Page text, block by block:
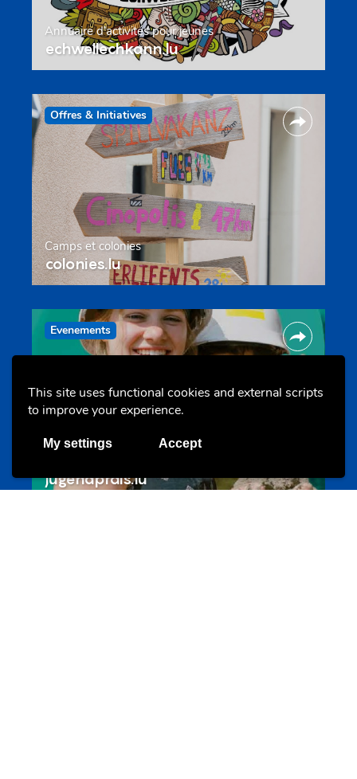
This site uses functional cookies and external scripts
to improve your experience.
My settings Accept
Annuaire d’activités pour jeunes
echwellechkann.lu
Offres & Initiatives
Camps et colonies
colonies.lu
Evenements
jugendprais.lu